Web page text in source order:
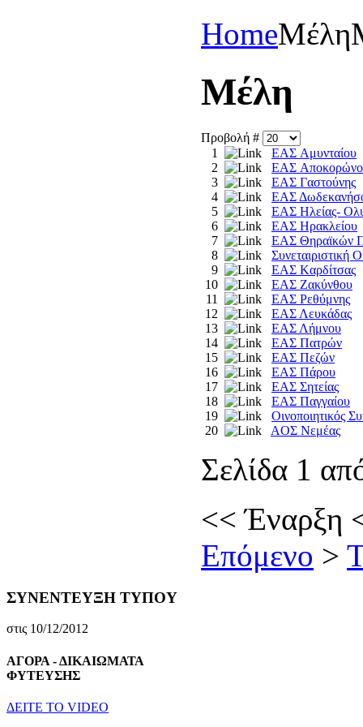
HomeΜέλη
Mέλη
Προβολή #
1
EAΣ Aμυνταίου
2
EAΣ
3
EAΣ Γαστούνης
4
EAΣ
5
EAΣ Hλείας-
6
EAΣ Hρακλείου
7
EAΣ Θηραϊκών
8
Συνεταιριστική
9
EAΣ Kαρδίτσας
10
EAΣ Zακύνθου
11
EAΣ Pεθύμνης
12
EAΣ Λευκάδας
13
EAΣ Λήμνου
14
EAΣ Πατρών
15
EAΣ Πεζών
16
EAΣ Πάρου
17
EAΣ Σητείας
18
EAΣ Παγγαίου
19
Οινοποιητικός
20
AOΣ Nεμέας
Σελίδα 1
<<Έναρξη
Επόμενο >
ΣΥΝΕΝΤΕΥΞΗ ΤΥΠΟΥ
στις 10/12/2012
ΑΓΟΡΑ - ΔΙΚΑΙΩΜΑΤΑ
ΦΥΤΕΥΣΗΣ
ΔEITE TO VIDEO